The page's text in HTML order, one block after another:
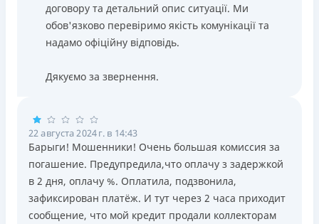
договору та детальний опис ситуації. Ми
обов'язково перевіримо якість комунікації та
надамо офіційну відповідь.
Дякуємо за звернення.
22 августа 2024 г. в 14:43
Барыги! Мошенники! Очень большая комиссия за
погашение. Предупредила,что оплачу з задержкой
в 2 дня, оплачу %. Оплатила, подзвонила,
зафиксирован платёж. И тут через 2 часа приходит
сообщение, что мой кредит продали коллекторам